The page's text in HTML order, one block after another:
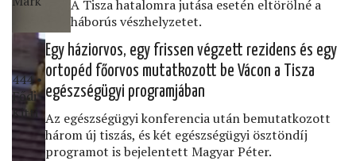
A Tisza hatalomra jutása esetén eltörölné a
háborús vészhelyzetet.
444 •
Fődi
Kitti
Egy háziorvos, egy frissen végzett rezidens és egy
ortopéd főorvos mutatkozott be Vácon a Tisza
egészségügyi programjában
Az egészségügyi konferencia után bemutatkozott
három új tiszás, és két egészségügyi ösztöndíj
programot is bejelentett Magyar Péter.